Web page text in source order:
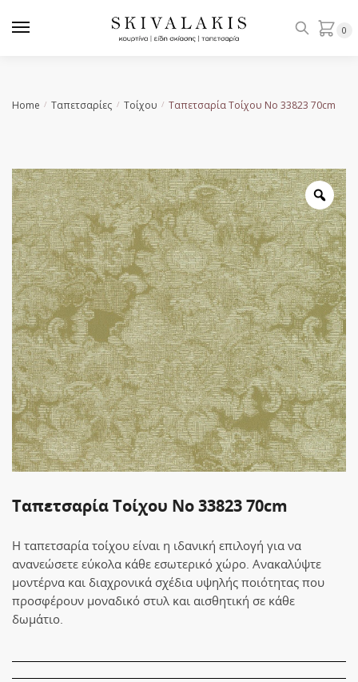
0
Home / Ταπετσαρίες / Τοίχου / Ταπετσαρία Τοίχου Νο 33823 70cm
Ταπετσαρία Τοίχου Νο 33823 70cm
Η ταπετσαρία τοίχου είναι η ιδανική επιλογή για να
ανανεώσετε εύκολα κάθε εσωτερικό χώρο. Ανακαλύψτε
μοντέρνα και διαχρονικά σχέδια υψηλής ποιότητας που
προσφέρουν μοναδικό στυλ και αισθητική σε κάθε
δωμάτιο.